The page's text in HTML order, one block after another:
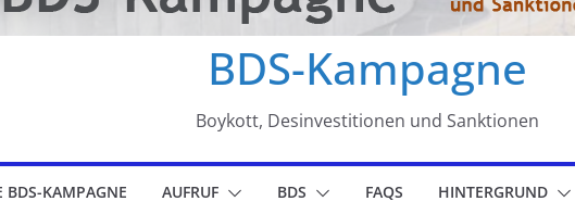
BDS-Kampagne
Boykott, Desinvestitionen und Sanktionen
BDS-KAMPAGNE AUFRUF BDS FAQS HINTERGRUND